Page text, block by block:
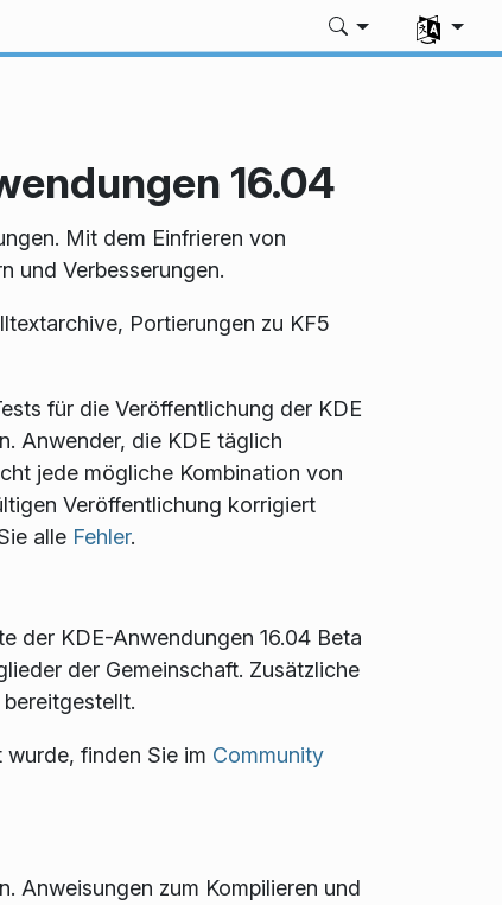
Sprache
16.04
Mit dem Einfrieren von
und Verbesserungen.
Portierungen zu KF5
für die Veröffentlichung der KDE
Anwender, die KDE täglich
jede mögliche Kombination von
Veröffentlichung korrigiert
alle Fehler.
der KDE-Anwendungen 16.04 Beta
der Gemeinschaft. Zusätzliche
finden Sie im Community
Anweisungen zum Kompilieren und